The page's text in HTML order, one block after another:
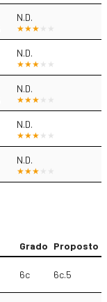
N.D.
N.D.
N.D.
N.D.
N.D.
Grado Proposto
6c 6c.5